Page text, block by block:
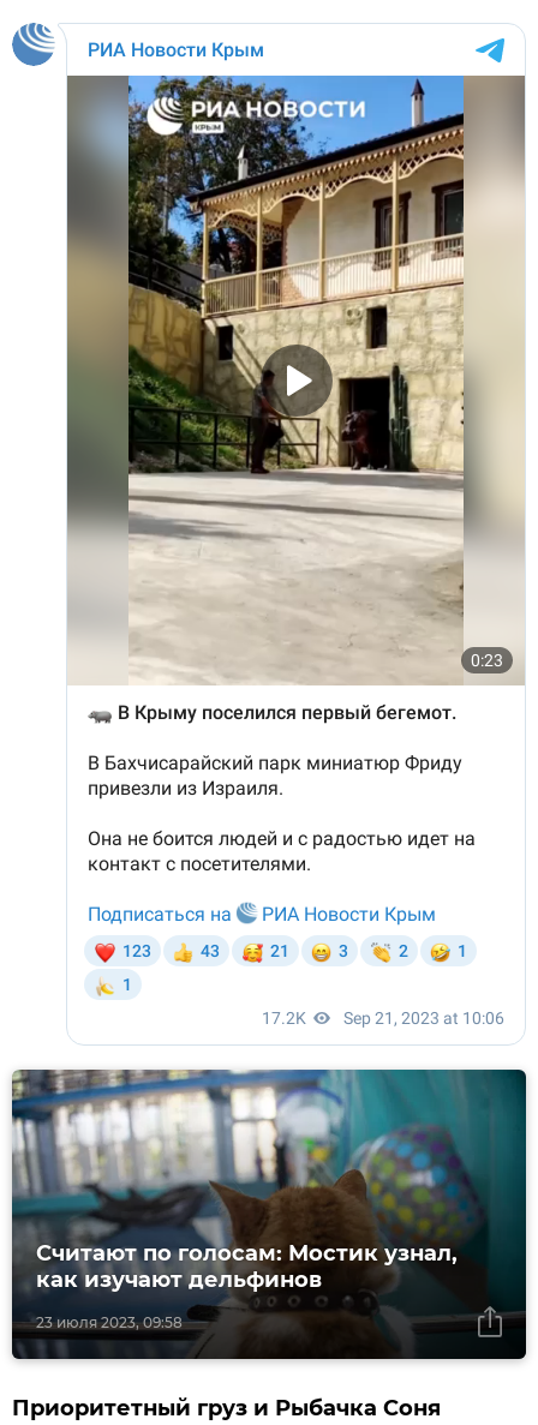
23 июля 2023, 09:58
Считают по голосам: Мостик узнал,
как изучают дельфинов
Приоритетный груз и Рыбачка Соня